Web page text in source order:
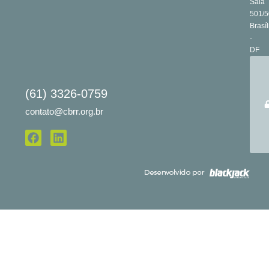
(61) 3326-0759
contato@cbrr.org.br
Sala
501/
-
DF